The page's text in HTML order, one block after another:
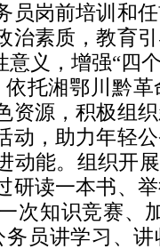
员岗前培训和
治素质，教育
意义，增强“四
依托湘鄂川黔
资源，积极组
动，助力年轻
动能。组织开
研读一本书、
次知识竞赛、
员讲学习、